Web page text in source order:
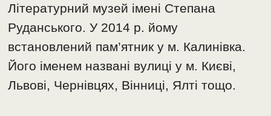
Літературний музей імені Степана
Руданського. У 2014 р. йому
встановлений пам’ятник у м. Калинівка.
Його іменем названі вулиці у м. Києві,
Львові, Чернівцях, Вінниці, Ялті тощо.